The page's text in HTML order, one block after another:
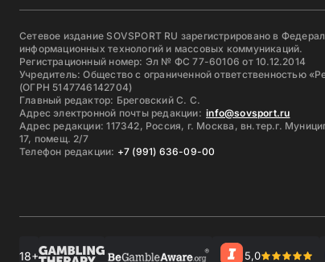
Сетевое издание SOVSPORT RU зарегистрировано в
информационных технологий и массовых коммуникаций.
Регистрационный номер: Эл № ФС 77-60106 от 10.12.2014
Учредитель: Общество с ограниченной ответственностью
(ОГРН 5147746142704)
Главный редактор: Бреговский С. С.
Адрес электронной почты редакции: info@sovsport.ru
Адрес редакции: 117342, Россия, г. Москва, вн.тер.г.
17, помещ. 2/7
Телефон редакции: +7 (991) 636-09-00
18+ 5,0